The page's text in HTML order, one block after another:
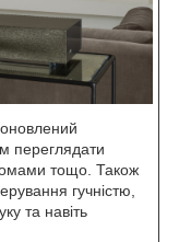
переглядати
тощо. Також
гучністю,
та навіть